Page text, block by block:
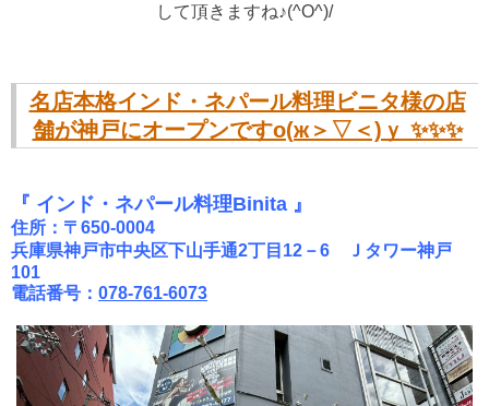
して頂きますね♪(^O^)/
名店本格インド・ネパール料理ビニタ様の店
舗が神戸にオープンですо(ж＞▽＜)ｙ ✨✨✨
『 インド・ネパール料理Binita 』
住所：〒650-0004
兵庫県神戸市中央区下山手通2丁目12－6 Ｊタワー神戸
101
電話番号： 078-761-6073